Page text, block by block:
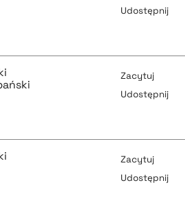
pobierz cytat
Udostępnij
pobierz cytat
Zacytuj
Udostępnij
Zacytuj
Udostępnij